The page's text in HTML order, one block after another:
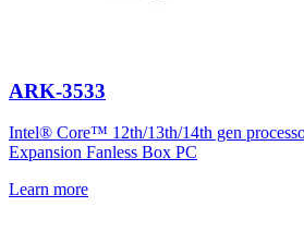
ARK-3533
Intel® Core™ 12th/13th/14th gen
Expansion Fanless Box PC
Learn more